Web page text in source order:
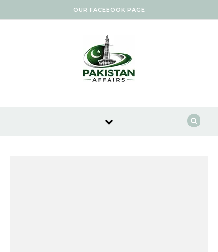
OUR FACEBOOK PAGE